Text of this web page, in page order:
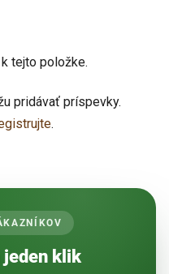
tejto položke.
pridávať príspevky.
.
jeden klik